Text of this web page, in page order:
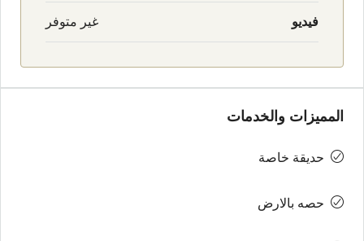
فيديو غير متوفر
المميزات والخدمات
حديقة خاصة
حصه بالارض